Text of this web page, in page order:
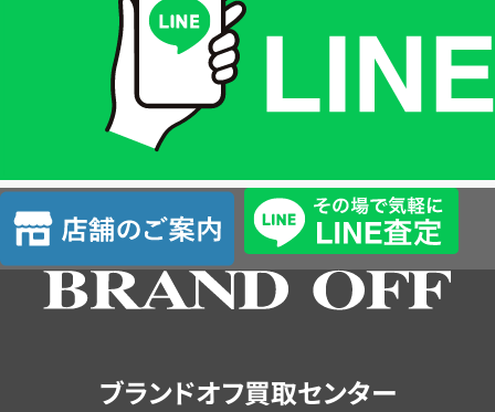
査
定
店
舗
の
ブランドオフ買取センター